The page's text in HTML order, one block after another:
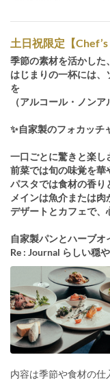
土日祝限定【Chef’s
季節の素材を活かした
はじまりの一杯には
を
（アルコール・ノン
✨自家製のフォカッチ
一口ごとに驚きと楽し
前菜では旬の味覚を華
パスタでは食材の香り
メインは魚介または肉
デザートとカフェで、
自家製パンとハーブオ
Re : Journal らしい穏
内容は季節や食材の